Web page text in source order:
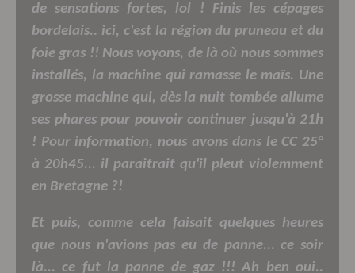
de sensations fortes, lol ! Finis les cépages
bordelais.. ici, c'est la région du pruneau et du
foie gras !! Nous voyons, de là où nous sommes
installés, la machine qui ramasse le maïs. Une
grosse machine qui, dès la nuit tombée allume
ses phares pour pouvoir continuer jusqu'à 21h
! Pour information, nous avons dans le CC 25°
à 20h45... il paraitrait qu'il pleut violemment
en Bretagne ?!
Et puis, comme cela faisait quelques heures
que nous n'avions pas eu de panne... ce soir
là... ce fut la panne de gaz !!! Ah ben oui..